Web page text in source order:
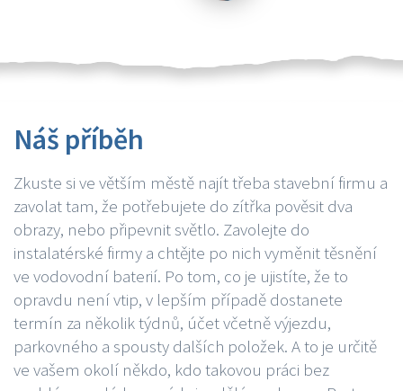
Náš příběh
Zkuste si ve větším městě najít třeba stavební firmu a
zavolat tam, že potřebujete do zítřka pověsit dva
obrazy, nebo připevnit světlo. Zavolejte do
instalatérské firmy a chtějte po nich vyměnit těsnění
ve vodovodní baterií. Po tom, co je ujistíte, že to
opravdu není vtip, v lepším případě dostanete
termín za několik týdnů, účet včetně výjezdu,
parkovného a spousty dalších položek. A to je určitě
ve vašem okolí někdo, kdo takovou práci bez